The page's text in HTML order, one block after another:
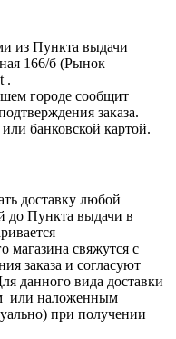
из Пункта выдачи
166/б (Рынок
.
городе сообщит
заказа.
банковской картой.
доставку любой
до Пункта выдачи в
свяжутся с
заказа и согласуют
данного вида доставки
или наложенным
при получении